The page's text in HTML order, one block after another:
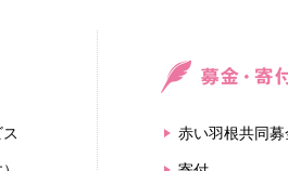
赤い羽根共同募